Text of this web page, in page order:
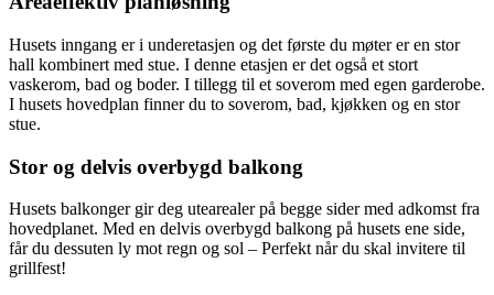
Husets inngang er i underetasjen og det første du møter er en stor
hall kombinert med stue. I denne etasjen er det også et stort
vaskerom, bad og boder. I tillegg til et soverom med egen garderobe.
I husets hovedplan finner du to soverom, bad, kjøkken og en stor
stue.
Stor og delvis overbygd balkong
Husets balkonger gir deg utearealer på begge sider med adkomst fra
hovedplanet. Med en delvis overbygd balkong på husets ene side,
får du dessuten ly mot regn og sol – Perfekt når du skal invitere til
grillfest!